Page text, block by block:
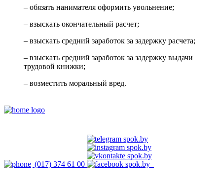
– обязать нанимателя оформить увольнение;
– взыскать окончательный расчет;
– взыскать средний заработок за задержку расчета;
– взыскать средний заработок за задержку выдачи
трудовой книжки;
– возместить моральный вред.
(017) 374 61 00